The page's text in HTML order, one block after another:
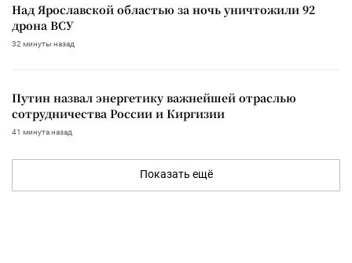
Над Ярославской областью за ночь уничтожили 92
дрона ВСУ
32 минуты назад
Путин назвал энергетику важнейшей отраслью
сотрудничества России и Киргизии
41 минута назад
Показать ещё